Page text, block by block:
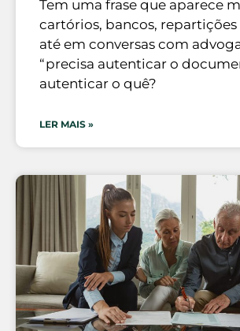
Tem uma frase que aparece
cartórios, bancos,
até em conversas com
“precisa autenticar o
autenticar o quê?
LER MAIS »